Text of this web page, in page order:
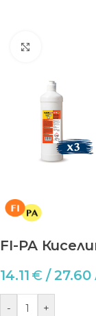
FI-PA
14.11 € / 27.60
- +